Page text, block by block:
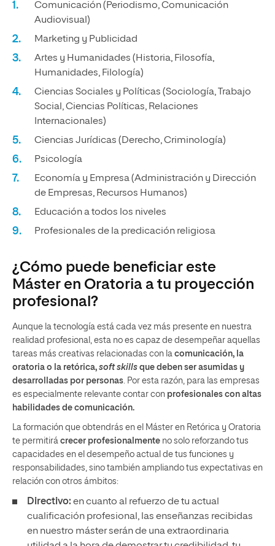
Comunicación (Periodismo, Comunicación
Audiovisual)
Marketing y Publicidad
Artes y Humanidades (Historia, Filosofía,
Humanidades, Filología)
Ciencias Sociales y Políticas (Sociología, Trabajo
Social, Ciencias Políticas, Relaciones
Internacionales)
Ciencias Jurídicas (Derecho, Criminología)
Psicología
Economía y Empresa (Administración y Dirección
de Empresas, Recursos Humanos)
Educación a todos los niveles
Profesionales de la predicación religiosa
¿Cómo puede beneficiar este
Máster en Oratoria a tu proyección
profesional?
Aunque la tecnología está cada vez más presente en nuestra
realidad profesional, esta no es capaz de desempeñar aquellas
tareas más creativas relacionadas con la comunicación, la
oratoria o la retórica, soft skills que deben ser asumidas y
desarrolladas por personas. Por esta razón, para las empresas
es especialmente relevante contar con profesionales con altas
habilidades de comunicación.
La formación que obtendrás en el Máster en Retórica y Oratoria
te permitirá crecer profesionalmente no solo reforzando tus
capacidades en el desempeño actual de tus funciones y
responsabilidades, sino también ampliando tus expectativas en
relación con otros ámbitos:
Directivo: en cuanto al refuerzo de tu actual
cualificación profesional, las enseñanzas recibidas
en nuestro máster serán de una extraordinaria